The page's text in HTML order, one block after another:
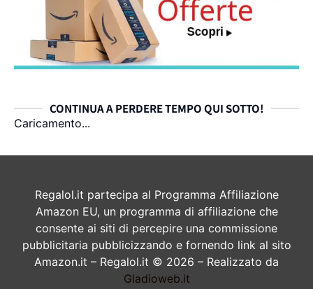
CONTINUA A PERDERE TEMPO QUI SOTTO!
Caricamento...
Regalol.it partecipa al Programma Affiliazione
Amazon EU, un programma di affiliazione che
consente ai siti di percepire una commissione
pubblicitaria pubblicizzando e fornendo link al sito
Amazon.it – Regalol.it © 2026 – Realizzato da
Gladioweb.it